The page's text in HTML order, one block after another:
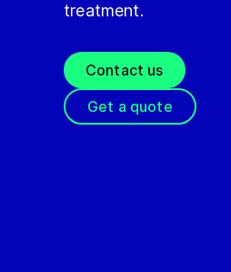
treatment.
Contact us
Get a quote